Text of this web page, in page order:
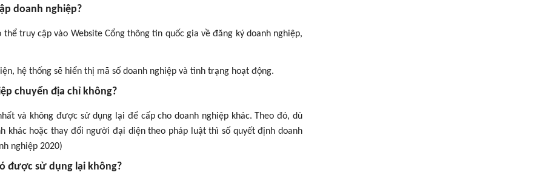
doanh nghiệp?
truy cập vào Website Cổng thông tin quốc gia về đăng ký doanh nghiệp,
hệ thống sẽ hiển thị mã số doanh nghiệp và tình trạng hoạt động.
chuyển địa chỉ không?
và không được sử dụng lại để cấp cho doanh nghiệp khác. Theo đó, dù
khác hoặc thay đổi người đại diện theo pháp luật thì số quyết định doanh
nghiệp 2020)
được sử dụng lại không?